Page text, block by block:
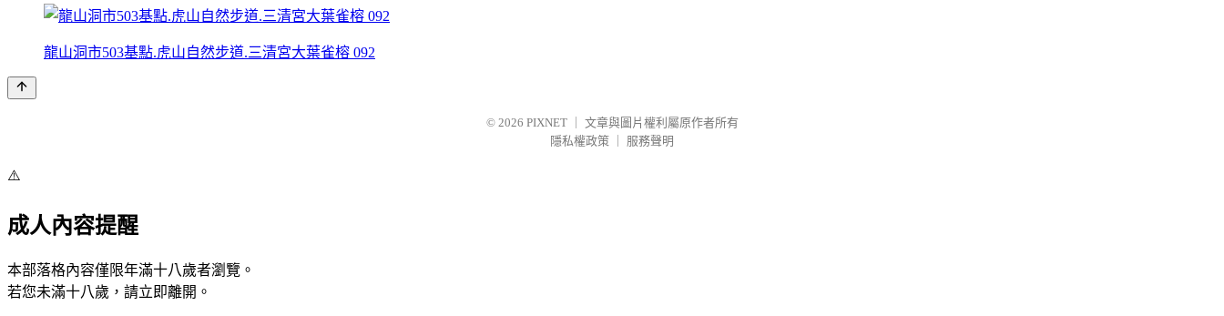
龍山洞市503基點.虎山自然步道.三清宮大葉雀榕 092
© 2026 PIXNET
文章與圖片權利屬原作者所有
隱私權政策
服務聲明
⚠️
成人內容提醒
本部落格內容僅限年滿十八歲者瀏覽。
若您未滿十八歲，請立即離開。